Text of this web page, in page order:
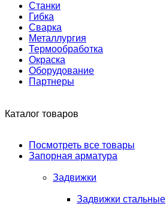
Станки
Гибка
Сварка
Металлургия
Термообработка
Окраска
Оборудование
Партнеры
Каталог товаров
Посмотреть все товары
Запорная арматура
Задвижки
Задвижки стальные